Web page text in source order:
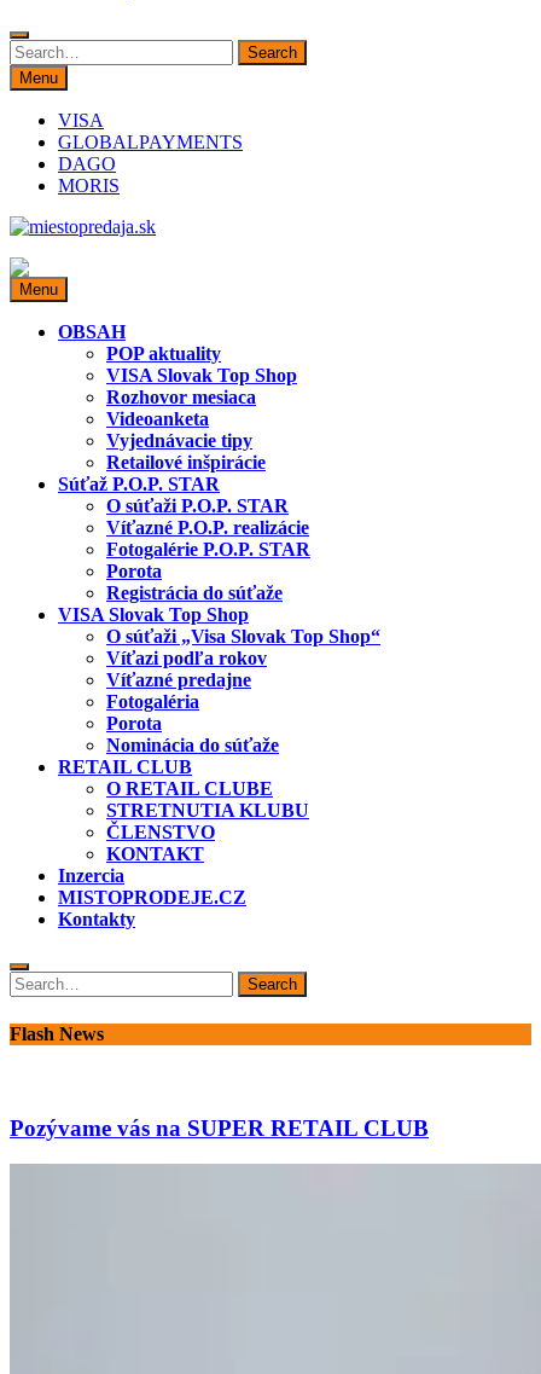
Search
for:
Search
Menu
VISA
GLOBALPAYMENTS
DAGO
MORIS
miestopredaja.sk
Miesto predaja
Menu
OBSAH
POP aktuality
VISA Slovak Top Shop
Rozhovor mesiaca
Videoanketa
Vyjednávacie tipy
Retailové inšpirácie
Súťaž P.O.P. STAR
O súťaži P.O.P. STAR
Víťazné P.O.P. realizácie
Fotogalérie P.O.P. STAR
Porota
Registrácia do súťaže
VISA Slovak Top Shop
O súťaži „Visa Slovak Top Shop“
Víťazi podľa rokov
Víťazné predajne
Fotogaléria
Porota
Nominácia do súťaže
RETAIL CLUB
O RETAIL CLUBE
STRETNUTIA KLUBU
ČLENSTVO
KONTAKT
Inzercia
MISTOPRODEJE.CZ
Kontakty
Search
for:
Search
Flash News
Pozývame vás na SUPER RETAIL CLUB